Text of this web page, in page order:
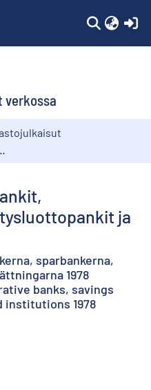
verkossa
ja
sparbankerna,
1978
banks, savings
institutions 1978